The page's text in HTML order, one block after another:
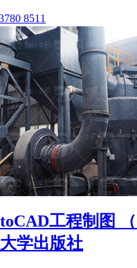
8511
工程制图 （
学出版社